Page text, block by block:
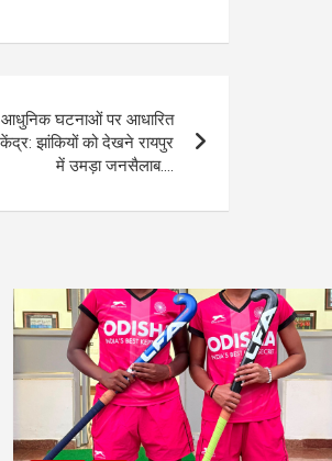
आधुनिक घटनाओं पर आधारित
झांकियों को देखने रायपुर
में उमड़ा जनसैलाब….